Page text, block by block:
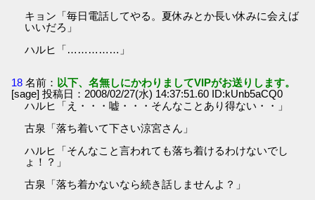
キョン「毎日電話してやる。夏休みとか長い休みに会えば
いいだろ」
ハルヒ「……………」
18 名前： 以下、名無しにかわりましてVIPがお送りします。
[sage] 投稿日：2008/02/27(水) 14:37:51.60 ID:kUnb5aCQ0
ハルヒ「え・・・嘘・・・そんなことあり得ない・・」
古泉「落ち着いて下さい涼宮さん」
ハルヒ「そんなこと言われても落ち着けるわけないでし
ょ！？」
古泉「落ち着かないなら続き話しませんよ？」